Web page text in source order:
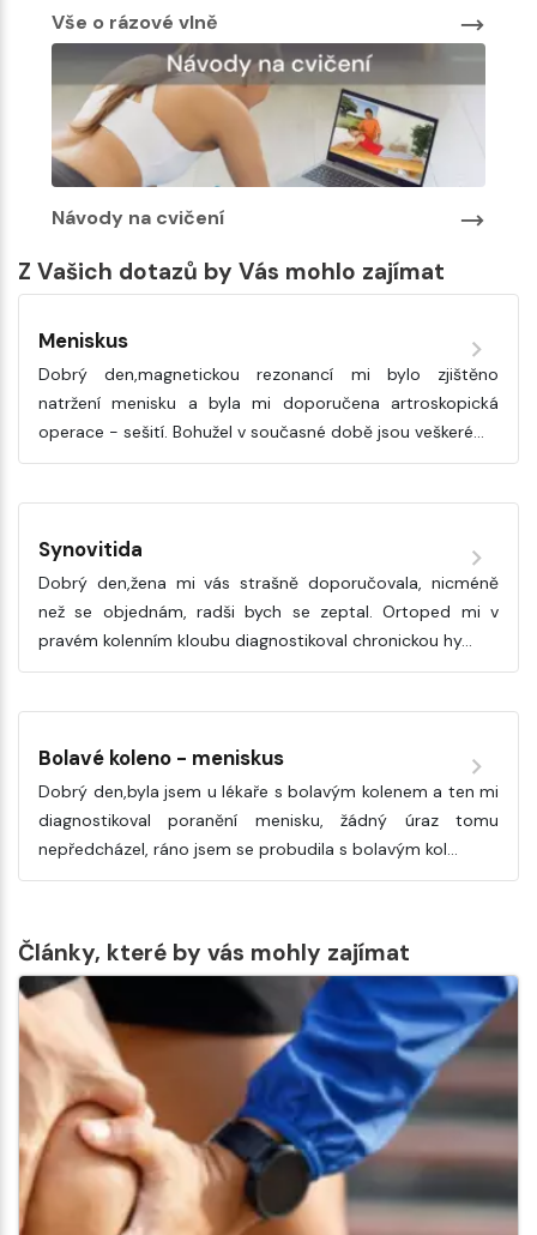
Vše o rázové vlně
Návody na cvičení
Z Vašich dotazů by Vás mohlo zajímat
Meniskus
Dobrý den,magnetickou rezonancí mi bylo zjištěno
natržení menisku a byla mi doporučena artroskopická
operace - sešití. Bohužel v současné době jsou veškeré…
Synovitida
Dobrý den,žena mi vás strašně doporučovala, nicméně
než se objednám, radši bych se zeptal. Ortoped mi v
pravém kolenním kloubu diagnostikoval chronickou hy…
Bolavé koleno - meniskus
Dobrý den,byla jsem u lékaře s bolavým kolenem a ten mi
diagnostikoval poranění menisku, žádný úraz tomu
nepředcházel, ráno jsem se probudila s bolavým kol…
Články, které by vás mohly zajímat